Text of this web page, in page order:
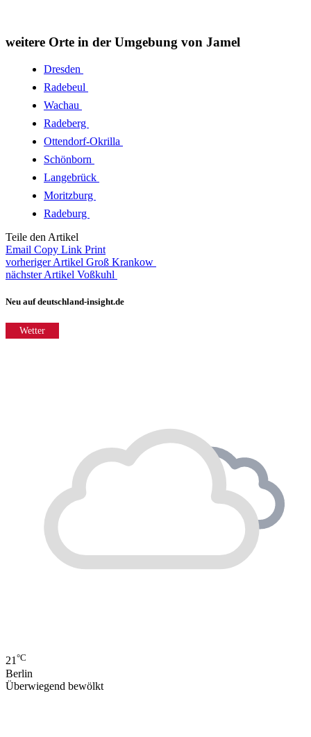
weitere Orte in der Umgebung von Jamel
Dresden
Radebeul
Wachau
Radeberg
Ottendorf-Okrilla
Schönborn
Langebrück
Moritzburg
Radeburg
Teile den Artikel
Email Copy Link Print
vorheriger Artikel Groß Krankow
nächster Artikel Voßkuhl
Neu auf deutschland-insight.de
Wetter
21°C
Berlin
Überwiegend bewölkt